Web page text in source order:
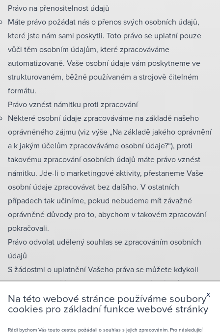
Právo na přenositelnost údajů
Máte právo požádat nás o přenos svých osobních údajů,
které jste nám sami poskytli. Toto právo se uplatní pouze
vůči těm osobním údajům, které zpracováváme
automatizovaně. Vaše osobní údaje vám poskytneme ve
strukturovaném, běžně používaném a strojově čitelném
formátu.
Právo vznést námitku proti zpracování
Některé osobní údaje zpracováváme na základě našeho
oprávněného zájmu (viz výše „Na základě jakého oprávnění
a k jakým účelům zpracováváme osobní údaje?“), proti
takovému zpracování osobních údajů máte právo vznést
námitku. Jde-li o marketingové aktivity, přestaneme Vaše
osobní údaje zpracovávat bez dalšího. V ostatních
případech tak učiníme, pokud nebudeme mít závažné
oprávněné důvody pro to, abychom v takovém zpracování
pokračovali.
Právo odvolat udělený souhlas se zpracováním osobních
údajů
S žádostmi o uplatnění Vašeho práva se můžete kdykoli
obracet na pověřence pro ochranu osobních údajů
prostřednictvím kontaktních údajů uvedených v záhlaví
tohoto dokumentu.
x
Na této webové stránce používáme soubory
cookies pro základní funkce webové stránky
Rádi bychom Vás touto cestou požádali o souhlas s jejich zpracováním. Pro následující